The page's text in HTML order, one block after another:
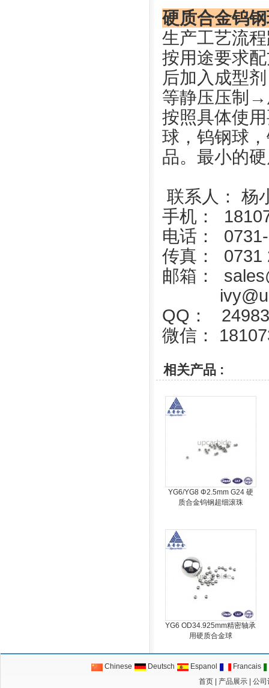
硬质合金钨
生产工艺流
按用途要求
后加入成型剂
等静压压制 →
按照具体使
球，钨钢球
品。最小的
联系人： 杨
手机：
电话：
传真： 0731
邮箱：
QQ：
微信：
相关产品 :
YG6/YG8 Φ2.5mm G24 硬
质合金钨钢超细滚珠
YG6 OD34.925mm精密轴承
用硬质合金球
Chinese Deutsch Espanol
Francais
首页
产品展示
公司